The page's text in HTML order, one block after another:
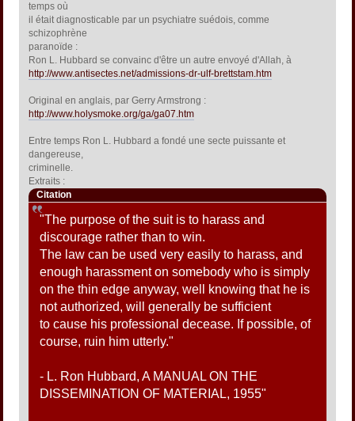
temps où
il était diagnosticable par un psychiatre suédois, comme
schizophrène
paranoïde :
Ron L. Hubbard se convainc d'être un autre envoyé d'Allah, à
http://www.antisectes.net/admissions-dr-ulf-brettstam.htm
Original en anglais, par Gerry Armstrong :
http://www.holysmoke.org/ga/ga07.htm
Entre temps Ron L. Hubbard a fondé une secte puissante et
dangereuse,
criminelle.
Extraits :
Citation
"The purpose of the suit is to harass and
discourage rather than to win.
The law can be used very easily to harass, and
enough harassment on somebody who is simply
on the thin edge anyway, well knowing that he is
not authorized, will generally be sufficient
to cause his professional decease. If possible, of
course, ruin him utterly."
- L. Ron Hubbard, A MANUAL ON THE
DISSEMINATION OF MATERIAL, 1955"